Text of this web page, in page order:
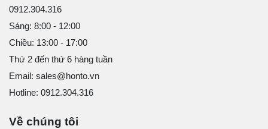
0912.304.316
Sáng: 8:00 - 12:00
Chiều: 13:00 - 17:00
Thứ 2 đến thứ 6 hàng tuần
Email: sales@honto.vn
Hotline: 0912.304.316
Về chúng tôi